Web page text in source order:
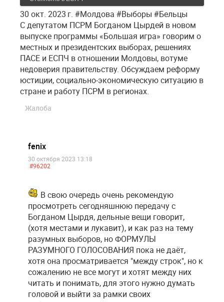
30 окт. 2023 г. #Молдова #Выборы #Бельцы
С депутатом ПСРМ Богданом Цырдей в новом
выпуске программы «Большая игра» говорим о
местных и президентских выборах, решениях
ПАСЕ и ЕСПЧ в отношении Молдовы, вотуме
недоверия правительству. Обсуждаем реформу
юстиции, социально-экономическую ситуацию в
стране и работу ПСРМ в регионах.
Жалоба
fenix
30 октября 2023 13:18
#96202
В свою очередь очень рекомендую
просмотреть сегодняшнюю передачу с
Богданом Цырдя, дельные вещи говорит,
(хотя местами и лукавит), и как раз на тему
разумных выборов, но ФОРМУЛЫ
РАЗУМНОГО ГОЛОСОВАНИЯ пока не даёт,
хотя она просматривается "между строк", но к
сожалению не все могут и хотят между них
читать и понимать, для этого нужно думать
головой и выйти за рамки своих